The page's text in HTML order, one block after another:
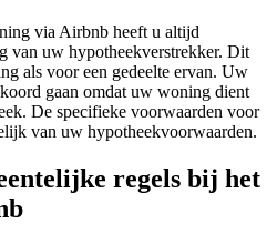
via Airbnb heeft u altijd
van uw hypotheekverstrekker. Dit
als voor een gedeelte ervan. Uw
gaan omdat uw woning dient
De specifieke voorwaarden voor
van uw hypotheekvoorwaarden.
regels bij het